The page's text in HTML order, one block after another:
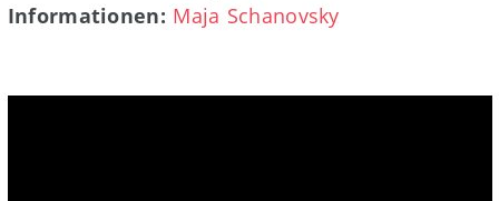
Informationen: Maja Schanovsky